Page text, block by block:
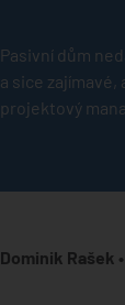
Pasivní dům
a sice
projektový
Dominik Rašek •